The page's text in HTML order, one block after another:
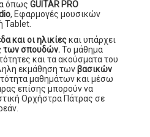
όπωςGUITAR PRO
, Eφαρμογές μουσικών
Tablet.
και οι ηλικίεςκαι υπάρχει
των σπουδών.Το μάθημα
και τα ακούσματα του
εκμάθηση τωνβασικών
μαθημάτων και μέσω
επίσης μπορούν να
Ορχήστρα Πάτρας σε